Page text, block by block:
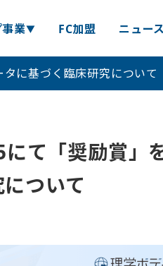
業 FC加盟 ニュー
に基づく臨床研究について
にて「奨励賞」
ついて